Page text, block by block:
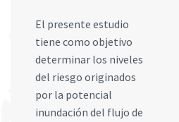
El presente estudio
tiene como objetivo
determinar los niveles
del riesgo originados
por la potencial
inundación del flujo de